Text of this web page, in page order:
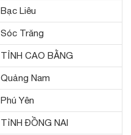
Bạc Liêu
Sóc Trăng
TỈNH CAO BẰNG
Quảng Nam
Phú Yên
TỉNH ĐỒNG NAI